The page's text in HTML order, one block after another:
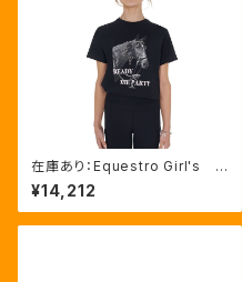
在庫あり：Equestro Girl's R
eady To The Party Ｔシャ
ツ ラインストーンTシャツ（ETK
A00249）
¥14,212